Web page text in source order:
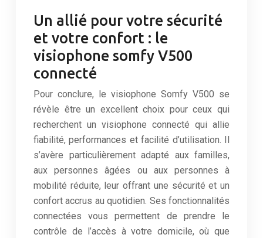
Un allié pour votre sécurité
et votre confort : le
visiophone somfy V500
connecté
Pour conclure, le visiophone Somfy V500 se
révèle être un excellent choix pour ceux qui
recherchent un visiophone connecté qui allie
fiabilité, performances et facilité d’utilisation. Il
s’avère particulièrement adapté aux familles,
aux personnes âgées ou aux personnes à
mobilité réduite, leur offrant une sécurité et un
confort accrus au quotidien. Ses fonctionnalités
connectées vous permettent de prendre le
contrôle de l’accès à votre domicile, où que